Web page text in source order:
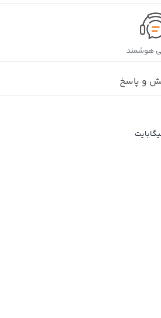
هوشمند
و پاسخ